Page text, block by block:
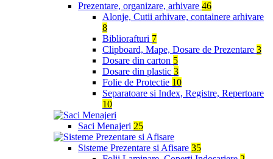
Prezentare, organizare, arhivare 46
Alonje, Cutii arhivare, containere arhivare
8
Bibliorafturi 7
Clipboard, Mape, Dosare de Prezentare 3
Dosare din carton 5
Dosare din plastic 3
Folie de Protectie 10
Separatoare si Index, Registre, Repertoare
10
Saci Menajeri 25
Sisteme Prezentare si Afisare 35